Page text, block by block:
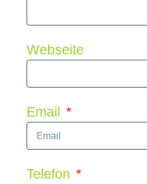
Webseite
Email
Telefon